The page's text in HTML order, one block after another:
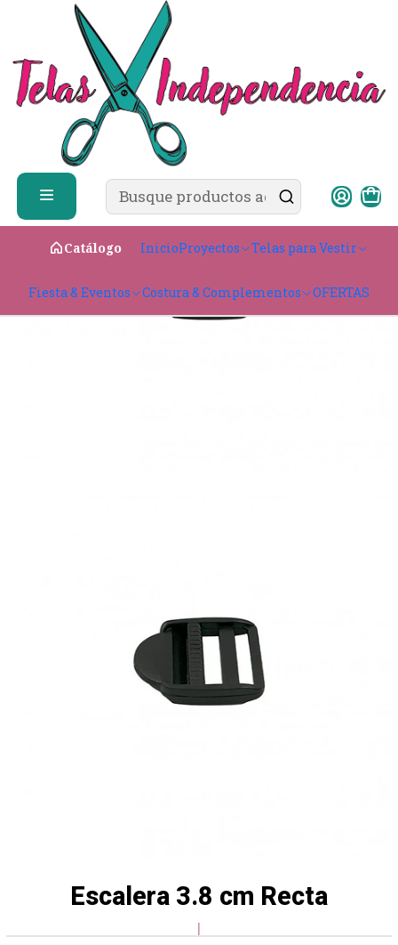
Catálogo InicioProyectos Telas para Vestir
Fiesta & Eventos Costura & Complementos OFERTAS
✨ ¿Cómo comprar?
CATÁLOGO Escalera 3.8 cm Recta
Escalera 3.8 cm Recta
|